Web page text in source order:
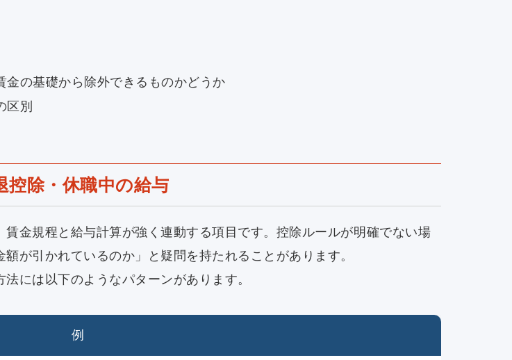
金の基礎から除外できるものかどうか
区別
控除・休職中の給与
賃金規程と給与計算が強く連動する項目です。控除ルールが明確でない場
が引かれているのか」と疑問を持たれることがあります。
には以下のようなパターンがあります。
例